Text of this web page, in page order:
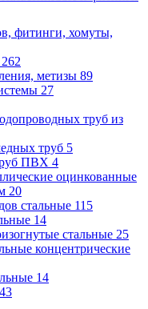
фитинги, хомуты,
262
метизы 89
27
труб из
труб 5
ПВХ 4
оцинкованные
20
стальные 115
14
стальные 25
концентрические
14
43